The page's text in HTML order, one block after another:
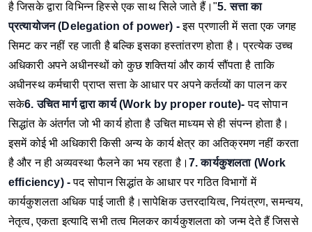
है जिसके द्वारा विभिन्न हिस्से एक साथ सिले जाते हैं।"5. सत्ता का
प्रत्यायोजन (Delegation of power) - इस प्रणाली में सता एक जगह
सिमट कर नहीं रह जाती है बल्कि इसका हस्तांतरण होता है। प्रत्येक उच्च
अधिकारी अपने अधीनस्थों को कुछ शक्तियां और कार्य सौंपता है ताकि
अधीनस्थ कर्मचारी प्राप्त सत्ता के आधार पर अपने कर्तव्यों का पालन कर
सके6. उचित मार्ग द्वारा कार्य (Work by proper route)- पद सोपान
सिद्धांत के अंतर्गत जो भी कार्य होता है उचित माध्यम से ही संपन्न होता है।
इसमें कोई भी अधिकारी किसी अन्य के कार्य क्षेत्र का अतिक्रमण नहीं करता
है और न ही अव्यवस्था फैलने का भय रहता है। 7. कार्यकुशलता (Work
efficiency) - पद सोपान सिद्धांत के आधार पर गठित विभागों में
कार्यकुशलता अधिक पाई जाती है।सापेक्षिक उत्तरदायित्व, नियंत्रण, समन्वय,
नेतृत्व, एकता इत्यादि सभी तत्व मिलकर कार्यकुशलता को जन्म देते हैं जिससे